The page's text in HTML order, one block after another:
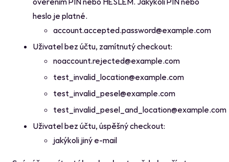
heslo je platné.
account.accepted.password@example.com
Uživatel bez účtu, zamítnutý checkout:
noaccount.rejected@example.com
test_invalid_location@example.com
test_invalid_pesel@example.com
test_invalid_pesel_and_location@example.com
Uživatel bez účtu, úspěšný checkout:
jakýkoli jiný e-mail